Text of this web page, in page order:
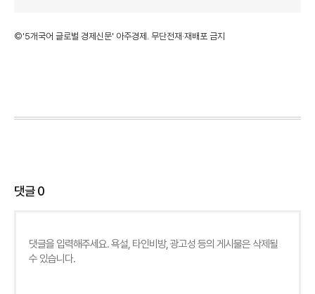
©'5개국어 글로벌 경제신문' 아주경제. 무단전재·재배포 금지
댓글0